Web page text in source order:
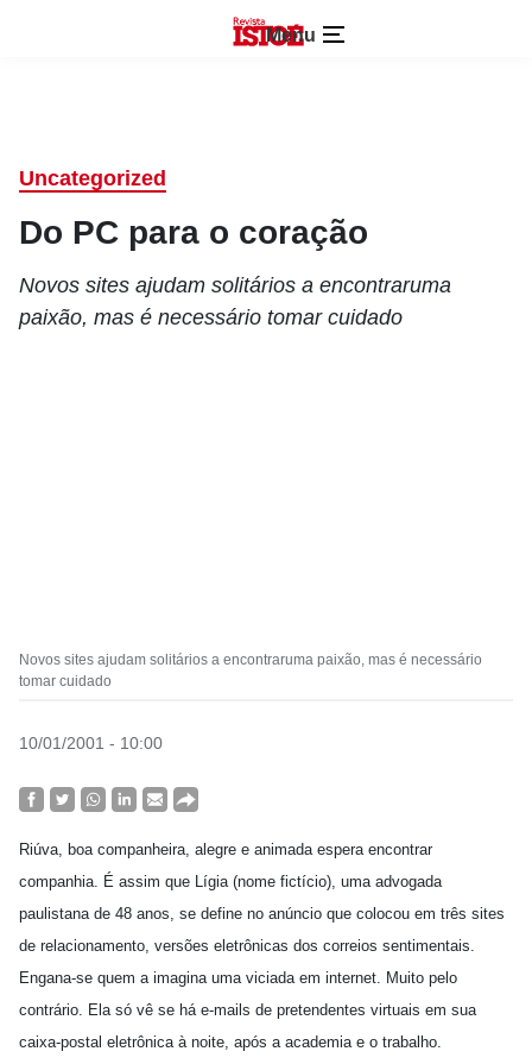
Menu
Uncategorized
Do PC para o coração
Novos sites ajudam solitários a encontraruma
paixão, mas é necessário tomar cuidado
Novos sites ajudam solitários a encontraruma paixão, mas é necessário
tomar cuidado
10/01/2001 - 10:00
Riúva, boa companheira, alegre e animada espera encontrar
companhia. É assim que Lígia (nome fictício), uma advogada
paulistana de 48 anos, se define no anúncio que colocou em três sites
de relacionamento, versões eletrônicas dos correios sentimentais.
Engana-se quem a imagina uma viciada em internet. Muito pelo
contrário. Ela só vê se há e-mails de pretendentes virtuais em sua
caixa-postal eletrônica à noite, após a academia e o trabalho.